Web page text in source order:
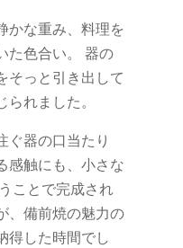
かな重み、料理を
た色合い。 器の
そっと引き出して
れました。
ぐ器の口当たり
感触にも、小さな
ことで完成され
備前焼の魅力の
得した時間でし